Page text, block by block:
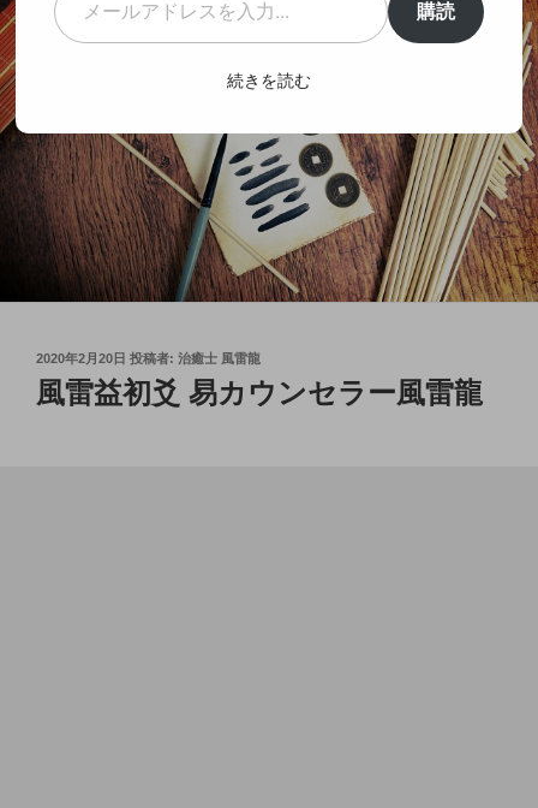
投
稿
日:
2020年2月20日 投稿者: 治癒士 風雷龍
風雷益初爻 易カウンセラー風雷龍
購読
続きを読む